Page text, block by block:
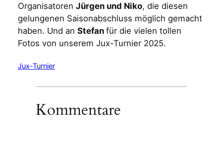
Organisatoren Jürgen und Niko, die diesen
gelungenen Saisonabschluss möglich gemacht
haben. Und an Stefan für die vielen tollen
Fotos von unserem Jux-Turnier 2025.
Jux-Turnier
Kommentare